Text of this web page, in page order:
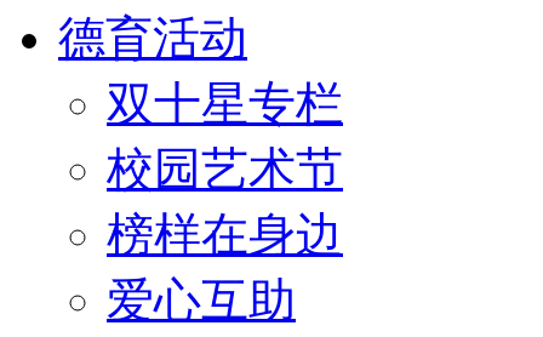
德育活动
双十星专栏
校园艺术节
榜样在身边
爱心互助